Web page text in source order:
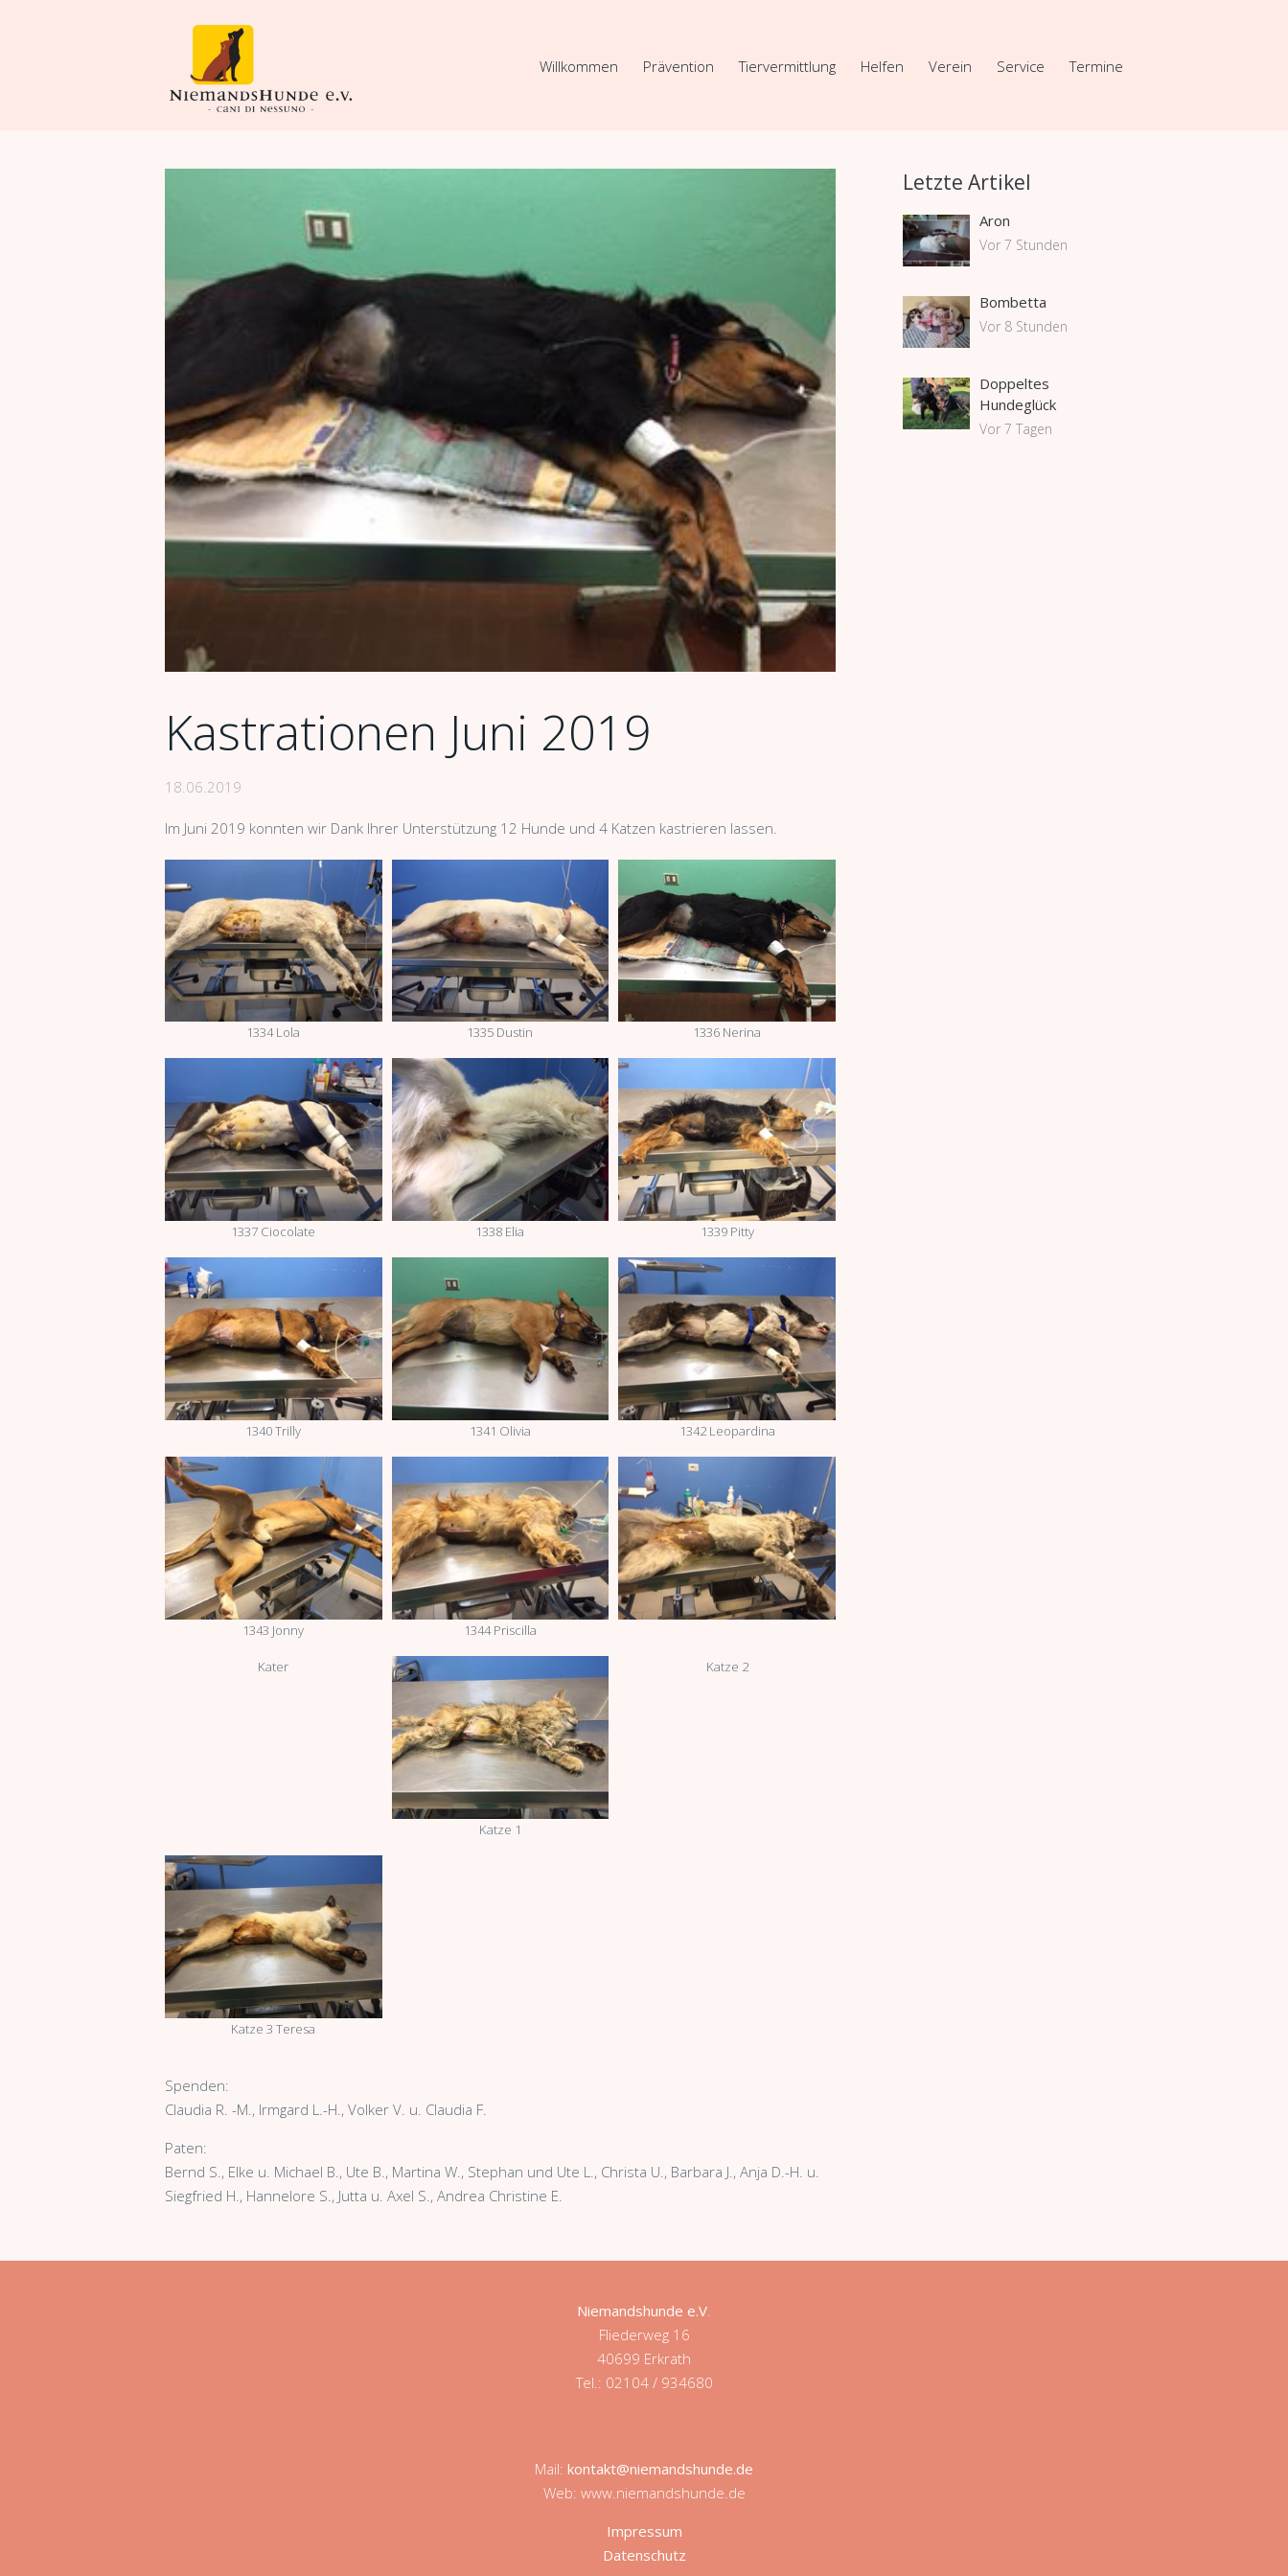
Willkommen Prävention Tiervermittlung Helfen Verein Service Termine
Kastrationen Juni 2019
18.06.2019
Im Juni 2019 konnten wir Dank Ihrer Unterstützung 12 Hunde und 4 Katzen kastrieren lassen.
1334 Lola 1335 Dustin 1336 Nerina
1337 Ciocolate 1338 Elia 1339 Pitty
1340 Trilly 1341 Olivia 1342 Leopardina
1343 Jonny 1344 Priscilla
Kater
Katze 1
Katze 2
Katze 3 Teresa
Spenden:
Claudia R. -M., Irmgard L.-H., Volker V. u. Claudia F.
Paten:
Bernd S., Elke u. Michael B., Ute B., Martina W., Stephan und Ute L., Christa U., Barbara J., Anja D.-H. u.
Siegfried H., Hannelore S., Jutta u. Axel S., Andrea Christine E.
Letzte Artikel
Aron
Vor 7 Stunden
Bombetta
Vor 8 Stunden
Doppeltes
Hundeglück
Vor 7 Tagen
Niemandshunde e.V.
Fliederweg 16
40699 Erkrath
Tel.: 02104 / 934680
Mail: kontakt@niemandshunde.de
Web: www.niemandshunde.de
Impressum
Datenschutz